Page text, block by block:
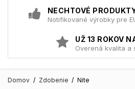
NECHTOVÉ
Notifikované výrobky pre
UŽ 13 ROKOV
Overená kvalita a
Domov Zdobenie Nite